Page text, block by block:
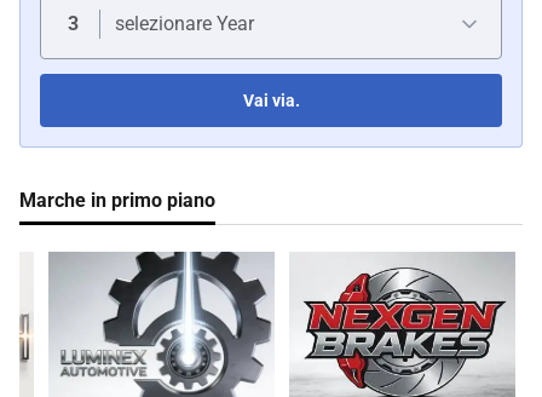
Coperture per auto
Imballaggi per auto
Tende per auto
3 selezionare Year
Vai via.
Marche in primo piano